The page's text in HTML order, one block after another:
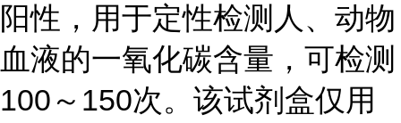
阳性，用于定性检测人、动物
血液的一氧化碳含量，可检测
100～150次。该试剂盒仅用